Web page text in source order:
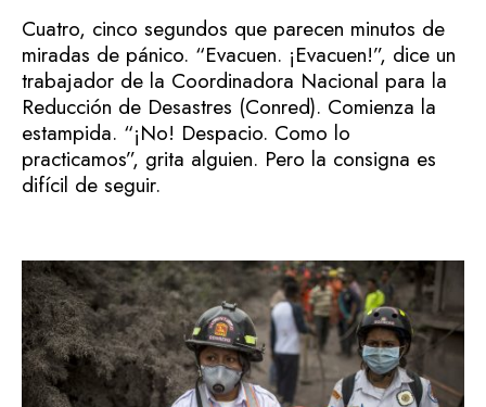
Cuatro, cinco segundos que parecen minutos de
miradas de pánico. “Evacuen. ¡Evacuen!”, dice un
trabajador de la Coordinadora Nacional para la
Reducción de Desastres (Conred). Comienza la
estampida. “¡No! Despacio. Como lo
practicamos”, grita alguien. Pero la consigna es
difícil de seguir.